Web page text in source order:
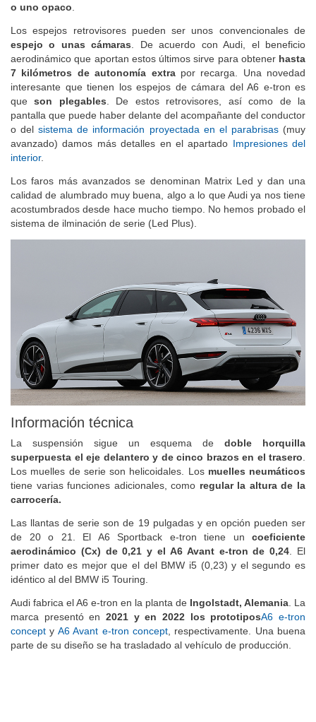
o uno opaco
Los espejos retrovisores pueden ser unos convencionales de
espejo o unas cámaras . De acuerdo con Audi, el beneficio
aerodinámico que aportan estos últimos sirve para obtener hasta
7 kilómetros de autonomía extrapor recarga. Una novedad
interesante que tienen los espejos de cámara del A6 e-tron es
que son plegables . De estos retrovisores, así como de la
pantalla que puede haber delante del acompañante del conductor
o delsistema de información proyectada en el parabrisas(muy
avanzado) damos más detalles en el apartado Impresiones del
interior.
Los faros más avanzados se denominan Matrix Led y dan una
calidad de alumbrado muy buena, algo a lo que Audi ya nos tiene
acostumbrados desde hace mucho tiempo. No hemos probado el
sistema de ilminación de serie (Led Plus).
Información técnica
La suspensión sigue un esquema de doble horquilla
superpuesta el eje delantero y de cinco brazos en el trasero
Los muelles de serie son helicoidales. Los muelles neumáticos
tiene varias funciones adicionales, como regular la altura de la
carrocería.
Las llantas de serie son de 19 pulgadas y en opción pueden ser
de 20 o 21. El A6 Sportback e-tron tiene un coeficiente
aerodinámico (Cx) de 0,21 y el A6 Avant e-tron de 0,24 . El
primer dato es mejor que el del BMW i5 (0,23) y el segundo es
idéntico al del BMW i5 Touring.
Audi fabrica el A6 e-tron en la planta de Ingolstadt, Alemania . La
marca presentó en 2021 y en 2022 los prototiposA6 e-tron
concept y A6 Avant e-tron concept, respectivamente. Una buena
parte de su diseño se ha trasladado al vehículo de producción.